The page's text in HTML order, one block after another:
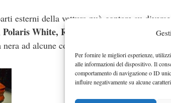
Per fornire le migliori esperienze,
alle informazioni del dispositivo. Il
comportamento di navigazione o ID
influire negativamente su alcune
esterni della vettura può contare su
White, Racing Red e Rodio Silver
ad alcune componenti come la griglia